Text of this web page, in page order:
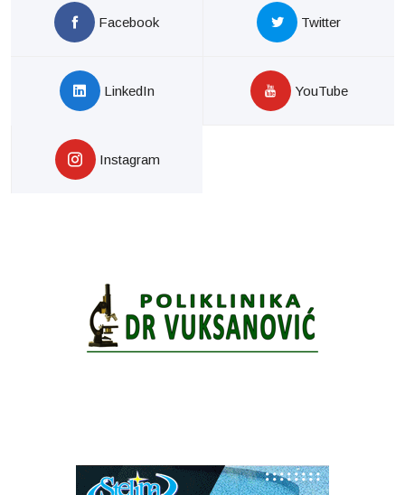
Facebook Twitter
LinkedIn YouTube
Instagram